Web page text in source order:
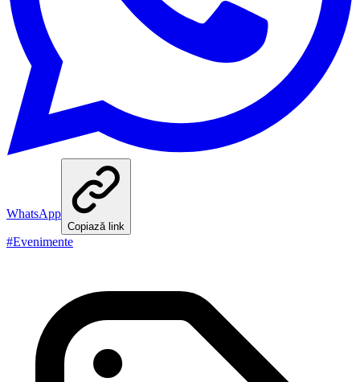
WhatsApp
Copiază link
#Evenimente